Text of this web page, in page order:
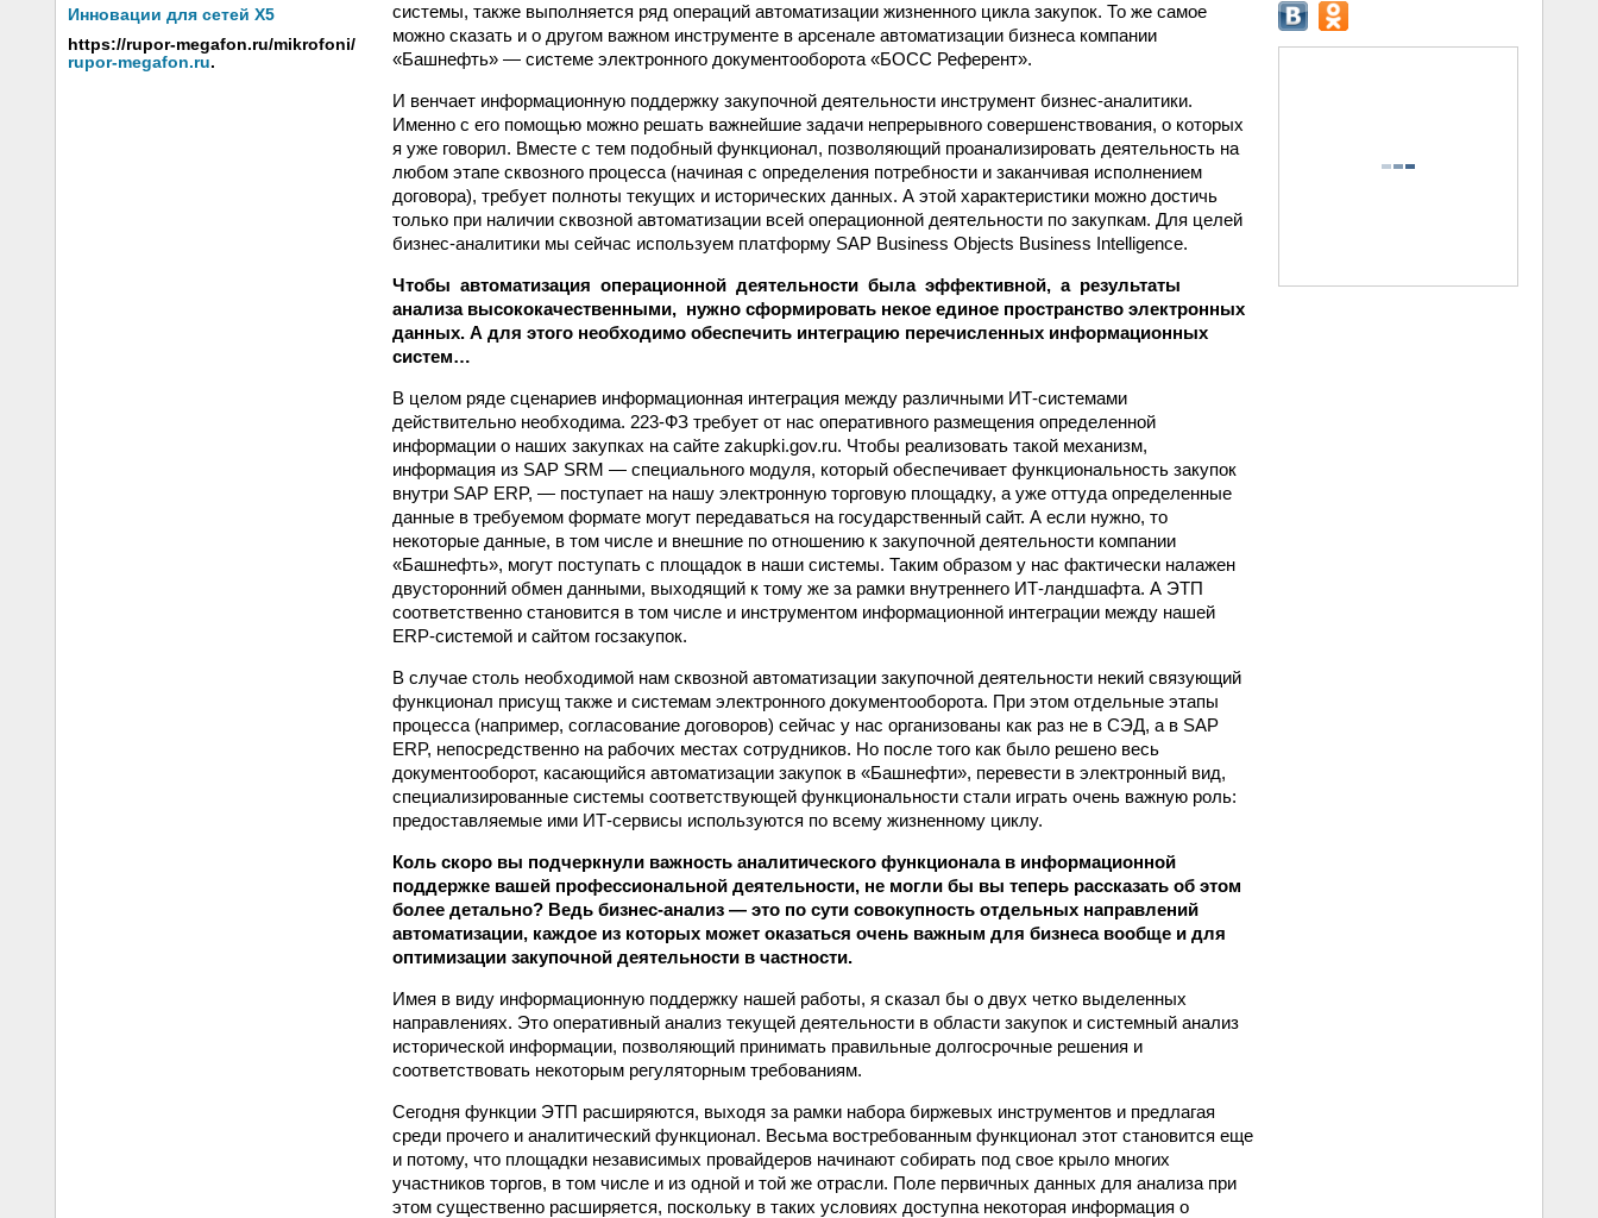
Инновации для сетей X5
https://rupor-megafon.ru/mikrofoni/
rupor-megafon.ru.
системы, также выполняется ряд операций автоматизации жизненного цикла закупок. То же самое
можно сказать и о другом важном инструменте в арсенале автоматизации бизнеса компании
«Башнефть» — системе электронного документооборота «БОСС Референт».
И венчает информационную поддержку закупочной деятельности инструмент бизнес-аналитики.
Именно с его помощью можно решать важнейшие задачи непрерывного совершенствования, о которых
я уже говорил. Вместе с тем подобный функционал, позволяющий проанализировать деятельность на
любом этапе сквозного процесса (начиная с определения потребности и заканчивая исполнением
договора), требует полноты текущих и исторических данных. А этой характеристики можно достичь
только при наличии сквозной автоматизации всей операционной деятельности по закупкам. Для целей
бизнес-аналитики мы сейчас используем платформу SAP Business Objects Business Intelligence.
Чтобы автоматизация операционной деятельности была эффективной, а результаты
анализа высококачественными, нужно сформировать некое единое пространство электронных
данных. А для этого необходимо обеспечить интеграцию перечисленных информационных
систем…
В целом ряде сценариев информационная интеграция между различными ИТ-системами
действительно необходима. 223-ФЗ требует от нас оперативного размещения определенной
информации о наших закупках на сайте zakupki.gov.ru. Чтобы реализовать такой механизм,
информация из SAP SRM — специального модуля, который обеспечивает функциональность закупок
внутри SAP ERP, — поступает на нашу электронную торговую площадку, а уже оттуда определенные
данные в требуемом формате могут передаваться на государственный сайт. А если нужно, то
некоторые данные, в том числе и внешние по отношению к закупочной деятельности компании
«Башнефть», могут поступать с площадок в наши системы. Таким образом у нас фактически налажен
двусторонний обмен данными, выходящий к тому же за рамки внутреннего ИТ-ландшафта. А ЭТП
соответственно становится в том числе и инструментом информационной интеграции между нашей
ERP-системой и сайтом госзакупок.
В случае столь необходимой нам сквозной автоматизации закупочной деятельности некий связующий
функционал присущ также и системам электронного документооборота. При этом отдельные этапы
процесса (например, согласование договоров) сейчас у нас организованы как раз не в СЭД, а в SAP
ERP, непосредственно на рабочих местах сотрудников. Но после того как было решено весь
документо­оборот, касающийся автоматизации закупок в «Башнефти», перевести в электронный вид,
специализированные системы соответствующей функциональности стали играть очень важную роль:
предоставляемые ими ИТ-сервисы используются по всему жизненному циклу.
Коль скоро вы подчеркнули важность аналитического функционала в информационной
поддержке вашей профессиональной деятельности, не могли бы вы теперь рассказать об этом
более детально? Ведь бизнес-анализ — это по сути совокупность отдельных направлений
автоматизации, каждое из которых может оказаться очень важным для бизнеса вообще и для
оптимизации закупочной деятельности в частности.
Имея в виду информационную поддержку нашей работы, я сказал бы о двух четко выделенных
направлениях. Это оперативный анализ текущей деятельности в области закупок и системный анализ
исторической информации, позволяющий принимать правильные долгосрочные решения и
соответствовать некоторым регуляторным требованиям.
Сегодня функции ЭТП расширяются, выходя за рамки набора биржевых инструментов и предлагая
среди прочего и аналитический функционал. Весьма востребованным функционал этот становится еще
и потому, что площадки независимых провайдеров начинают собирать под свое крыло многих
участников торгов, в том числе и из одной и той же отрасли. Поле первичных данных для анализа при
этом существенно расширяется, поскольку в таких условиях доступна некоторая информация о